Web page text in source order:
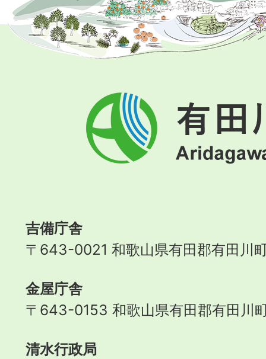
有
田
川
町
吉備庁舎
〒643-0021 和歌山県有田郡有田川
金屋庁舎
〒643-0153 和歌山県有田郡有田川
清水行政局